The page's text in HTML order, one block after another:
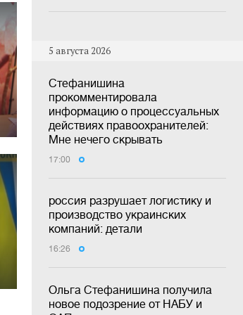
5 августа 2026
Стефанишина
прокомментировала
информацию о процессуальных
действиях правоохранителей:
Мне нечего скрывать
17:00
россия разрушает логистику и
производство украинских
компаний: детали
16:26
Ольга Стефанишина получила
новое подозрение от НАБУ и